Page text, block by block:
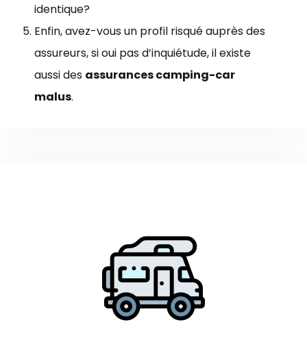
identique?
Enfin, avez-vous un profil risqué auprès des
assureurs, si oui pas d’inquiétude, il existe
aussi des assurances camping-car
malus.